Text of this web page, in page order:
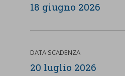
18 giugno 2026
DATA SCADENZA
20 luglio 2026